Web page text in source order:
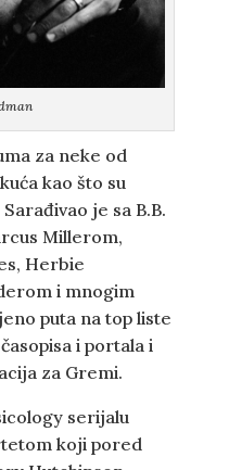
za neke od
kao što su
je sa B.B.
Millerom,
Herbie
i mnogim
puta na top liste
i portala i
za Gremi.
serijalu
koji pored